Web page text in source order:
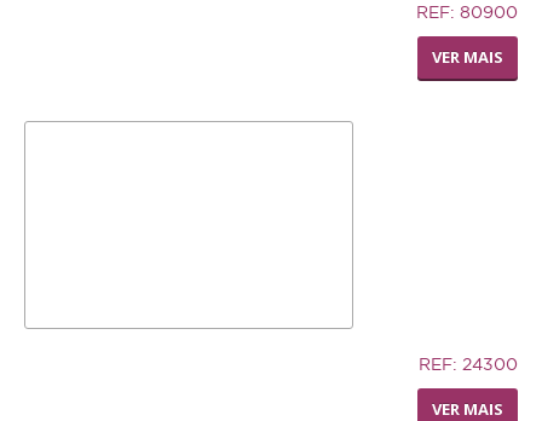
REF: 80900
VER MAIS
REF: 24300
VER MAIS